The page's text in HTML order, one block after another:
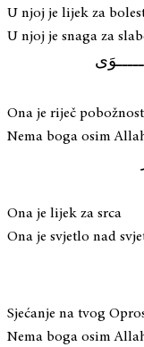
U njoj je lijek za
U njoj je snaga za
Ona je riječ
Nema boga osim
Ona je lijek za srca
Ona je svjetlo nad
Sjećanje na tvog
Nema boga osim